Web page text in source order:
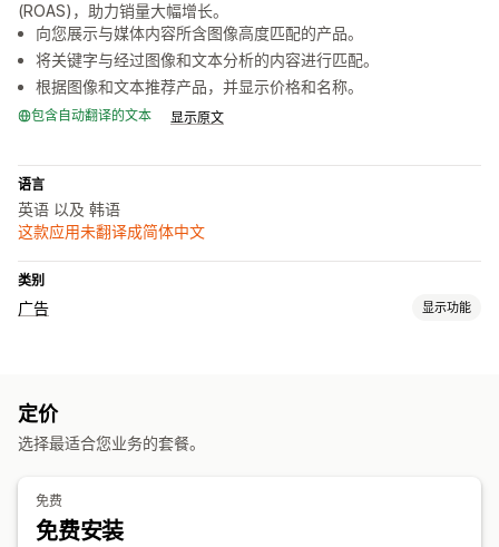
(ROAS)，助力销量大幅增长。
向您展示与媒体内容所含图像高度匹配的产品。
将关键字与经过图像和文本分析的内容进行匹配。
根据图像和文本推荐产品，并显示价格和名称。
包含自动翻译的文本 显示原文
语言
英语 以及 韩语
这款应用未翻译成简体中文
类别
广告 显示功能
绩效分析
绩效跟踪 广告支出
定价
选择最适合您业务的套餐。
免费
免费安装